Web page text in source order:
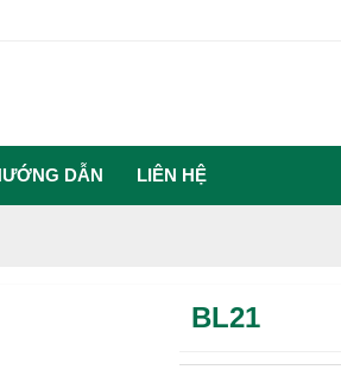
DẪN LIÊN HỆ
BL21